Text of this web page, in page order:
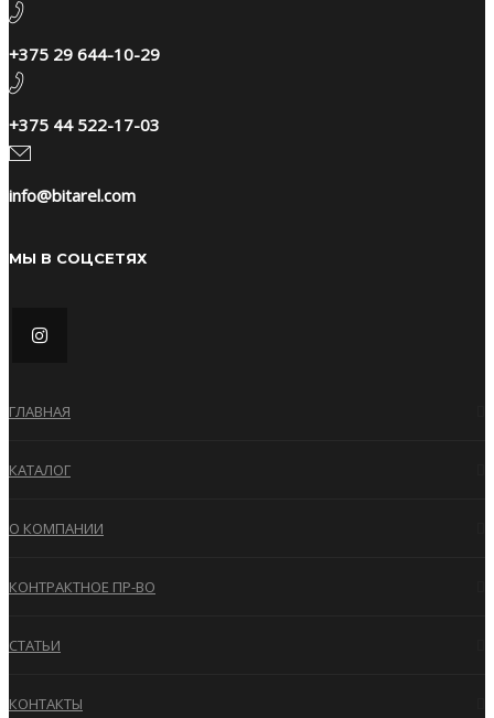
+375 29 644-10-29​
+375 44 522-17-03
info@bitarel.com
МЫ В СОЦСЕТЯХ
ГЛАВНАЯ
КАТАЛОГ
О КОМПАНИИ
КОНТРАКТНОЕ ПР-ВО
СТАТЬИ
КОНТАКТЫ